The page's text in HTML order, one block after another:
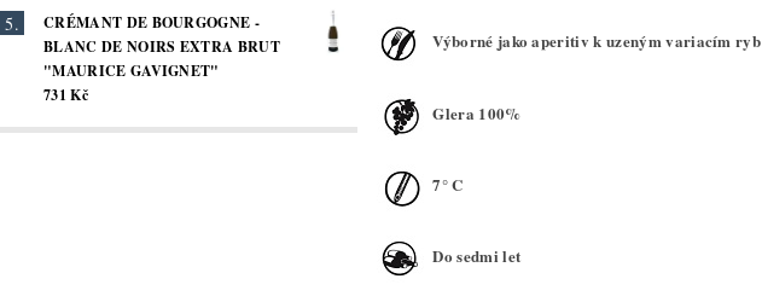
CRÉMANT DE BOURGOGNE -
BLANC DE NOIRS EXTRA BRUT
"MAURICE GAVIGNET"
731 Kč
Výborné jako aperitiv k uzeným variacím ryb
Glera 100%
7° C
Do sedmi let